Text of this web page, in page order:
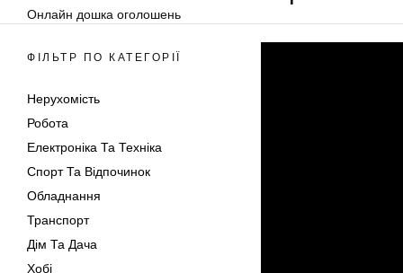
Онлайн дошка оголошень
ФІЛЬТР ПО КАТЕГОРІЇ
Нерухомість
Робота
Електроніка Та Техніка
Спорт Та Відпочинок
Обладнання
Транспорт
Дім Та Дача
Хобі